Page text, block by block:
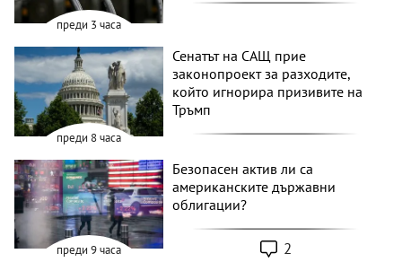
преди 3 часа
преди 8 часа
Сенатът на САЩ прие
законопроект за разходите,
който игнорира призивите на
Тръмп
преди 9 часа
Безопасен актив ли са
американските държавни
облигации?
2